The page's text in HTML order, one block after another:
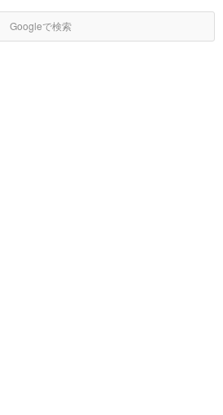
Googleで検索